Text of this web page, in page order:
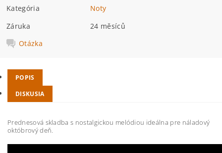
Kategória
Noty
Záruka
24 měsíců
Otázka
POPIS
DISKUSIA
Prednesová skladba s nostalgickou melódiou ideálna pre náladový
októbrový deň.